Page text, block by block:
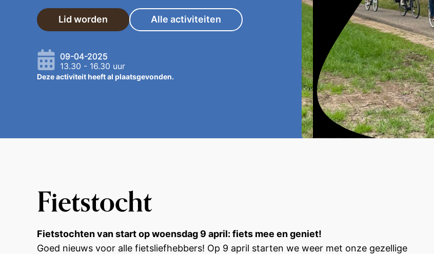
Lid worden Alle activiteiten
09-04-2025
13.30 - 16.30 uur
Fietstocht
Fietstochten van start op woensdag 9 april: fiets mee en geniet!
Goed nieuws voor alle fietsliefhebbers! Op 9 april starten we weer met onze gezellige